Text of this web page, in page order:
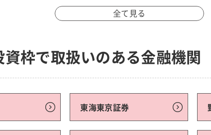
全て見る
資枠で取扱いのある金融機関
東海東京証券